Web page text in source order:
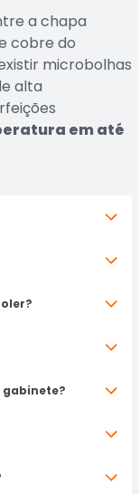
a chapa
cobre do
microbolhas
alta
em até
gabinete?